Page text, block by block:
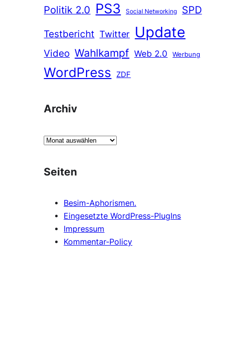
Politik 2.0 PS3 Social Networking
SPD
Testbericht Twitter Update
Video Wahlkampf Web 2.0 Werbung
WordPress ZDF
Archiv
A
h
Seiten
Besim-Aphorismen.
Eingesetzte WordPress-PlugIns
Impressum
Kommentar-Policy